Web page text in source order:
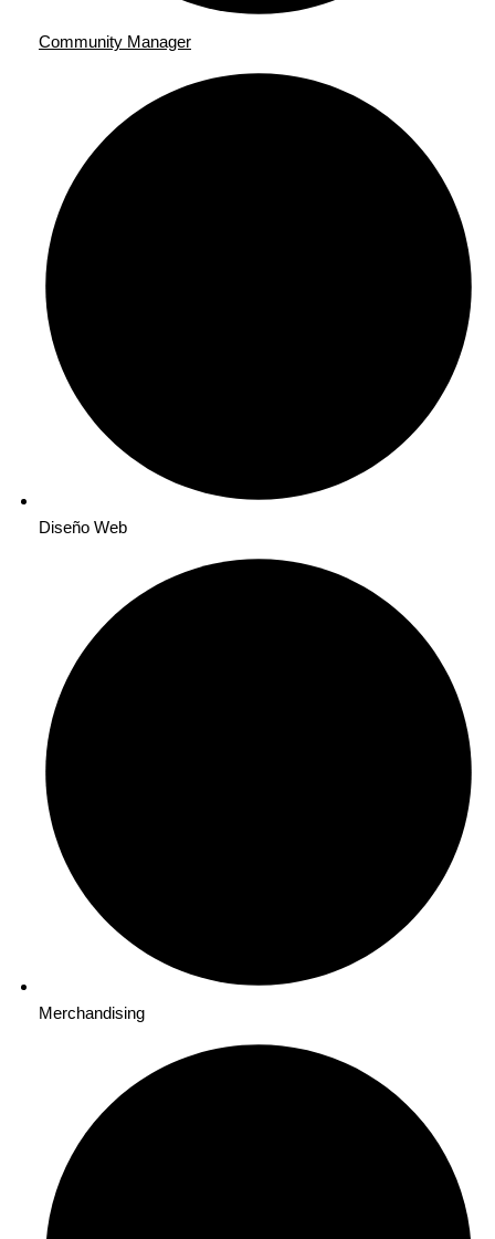
Community Manager
Diseño Web
Merchandising